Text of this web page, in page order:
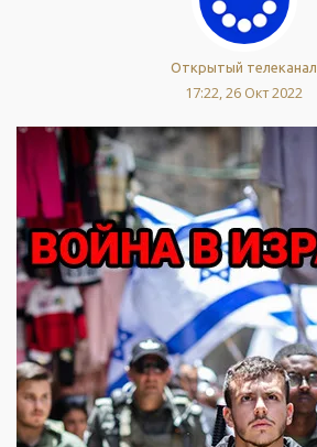
Открытый телеканал
17:22, 26 Окт 2022